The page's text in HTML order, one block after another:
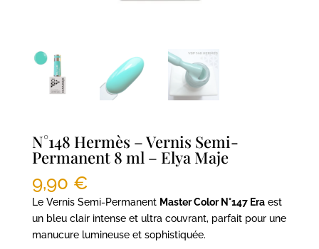
N°148 Hermès – Vernis Semi-
Permanent 8 ml – Elya Maje
9,90 €
Le Vernis Semi-Permanent Master Color N°147 Eraest
un bleu clair intense et ultra couvrant, parfait pour une
manucure lumineuse et sophistiquée.